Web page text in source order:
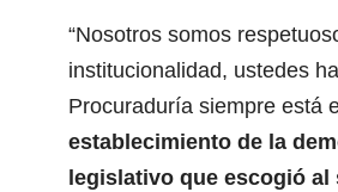
“Nosotros somos
institucionalidad, ustedes
Procuraduría siempre está
establecimiento de la
legislativo que escogió